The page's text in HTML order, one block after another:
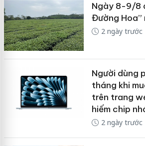
Ngày 8-9/8
Đường Hoa”
2 ngày trước
Người dùng
tháng khi
trên trang
hiếm chip
2 ngày trước